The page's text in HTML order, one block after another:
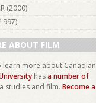
(2000)
1997)
ABOUT FILM
learn more about Canadian
hasa number of
studies and film. Become a